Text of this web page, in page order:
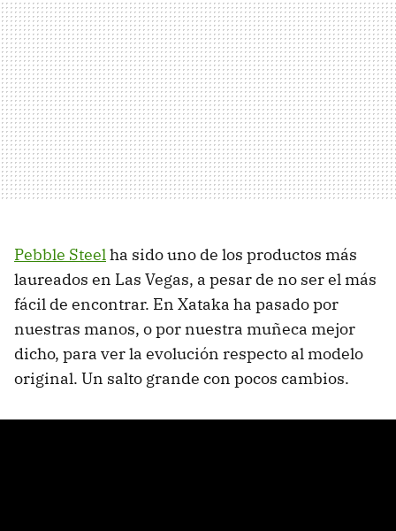
Pebble Steelha sido uno de los productos más
laureados en Las Vegas, a pesar de no ser el más
fácil de encontrar. En Xataka ha pasado por
nuestras manos, o por nuestra muñeca mejor
dicho, para ver la evolución respecto al modelo
original. Un salto grande con pocos cambios.